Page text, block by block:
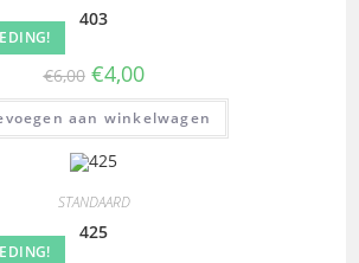
403
€6,00 €4,00
aan winkelwagen
STANDAARD
425